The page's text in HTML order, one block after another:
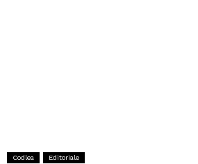
Codlea Editoriale